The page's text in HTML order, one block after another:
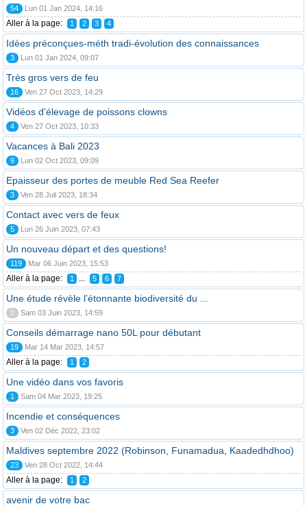
54 Lun 01 Jan 2024, 14:16
Aller à la page: 1 2 3 4
Idées préconçues-méth tradi-évolution des connaissances
3 Lun 01 Jan 2024, 09:07
Très gros vers de feu
16 Ven 27 Oct 2023, 14:29
Vidéos d'élevage de poissons clowns
4 Ven 27 Oct 2023, 10:33
Vacances à Bali 2023
9 Lun 02 Oct 2023, 09:09
Epaisseur des portes de meuble Red Sea Reefer
3 Ven 28 Juil 2023, 18:34
Contact avec vers de feux
5 Lun 26 Juin 2023, 07:43
Un nouveau départ et des questions!
119 Mar 06 Juin 2023, 15:53
Aller à la page: 1 ... 5 6 7
Une étude révèle l’étonnante biodiversité du ...
0 Sam 03 Juin 2023, 14:59
Conseils démarrage nano 50L pour débutant
19 Mar 14 Mar 2023, 14:57
Aller à la page: 1 2
Une vidéo dans vos favoris
1 Sam 04 Mar 2023, 19:25
Incendie et conséquences
3 Ven 02 Déc 2022, 23:02
Maldives septembre 2022 (Robinson, Funamadua, Kaadedhdhoo)
23 Ven 28 Oct 2022, 14:44
Aller à la page: 1 2
avenir de votre bac